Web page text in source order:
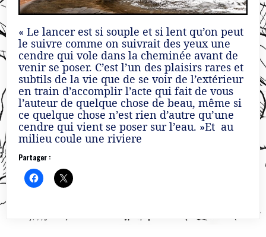
« Le lancer est si souple et si lent qu’on peut
le suivre comme on suivrait des yeux une
cendre qui vole dans la cheminée avant de
venir se poser. C’est l’un des plaisirs rares et
subtils de la vie que de se voir de l’extérieur
en train d’accomplir l’acte qui fait de vous
l’auteur de quelque chose de beau, même si
ce quelque chose n’est rien d’autre qu’une
cendre qui vient se poser sur l’eau. »Et au
milieu coule une riviere
Partager :